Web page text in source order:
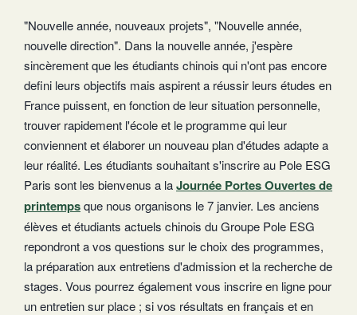
"Nouvelle année, nouveaux projets", "Nouvelle année,
nouvelle direction". Dans la nouvelle année, j'espère
sincèrement que les étudiants chinois qui n'ont pas encore
defini leurs objectifs mais aspirent a réussir leurs études en
France puissent, en fonction de leur situation personnelle,
trouver rapidement l'école et le programme qui leur
conviennent et élaborer un nouveau plan d'études adapte a
leur réalité. Les étudiants souhaitant s'inscrire au Pole ESG
Paris sont les bienvenus a laJournée Portes Ouvertes de
printempsque nous organisons le 7 janvier. Les anciens
élèves et étudiants actuels chinois du Groupe Pole ESG
repondront a vos questions sur le choix des programmes,
la préparation aux entretiens d'admission et la recherche de
stages. Vous pourrez également vous inscrire en ligne pour
un entretien sur place ; si vos résultats en français et en